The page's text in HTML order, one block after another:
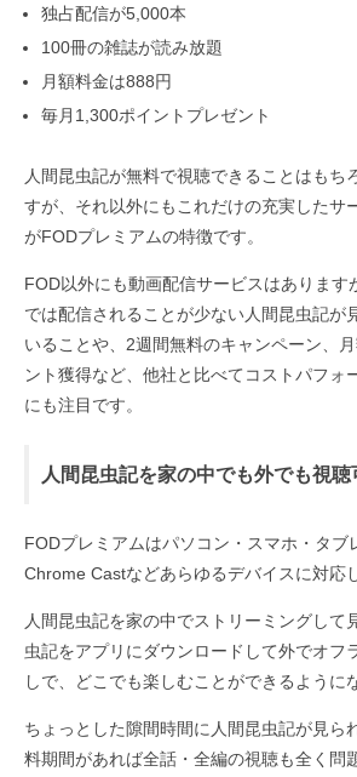
独占配信が5,000本
100冊の雑誌が読み放題
月額料金は888円
毎月1,300ポイントプレゼント
人間昆虫記が無料で視聴できることはもち
すが、それ以外にもこれだけの充実したサ
がFODプレミアムの特徴です。
FOD以外にも動画配信サービスはあります
では配信されることが少ない人間昆虫記が
いることや、2週間無料のキャンペーン、
ント獲得など、他社と比べてコストパフォ
にも注目です。
人間昆虫記を家の中でも外でも視聴
FODプレミアムはパソコン・スマホ・タブ
Chrome Castなどあらゆるデバイスに対応
人間昆虫記を家の中でストリーミングして
虫記をアプリにダウンロードして外でオフ
しで、どこでも楽しむことができるように
ちょっとした隙間時間に人間昆虫記が見ら
料期間があれば全話・全編の視聴も全く問